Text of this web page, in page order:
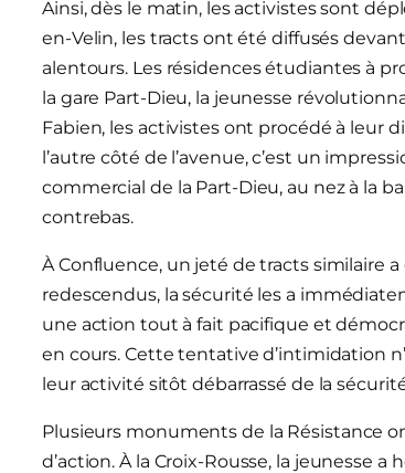
Ainsi, dès le matin, les activistes sont
en-Velin, les tracts ont été diffusés
alentours. Les résidences étudiantes à
la gare Part-Dieu, la jeunesse
Fabien, les activistes ont procédé à leur
l’autre côté de l’avenue, c’est un
commercial de la Part-Dieu, au nez à la
contrebas.
À Confluence, un jeté de tracts similaire
redescendus, la sécurité les a
une action tout à fait pacifique et
en cours. Cette tentative d’intimidation
leur activité sitôt débarrassé de la
Plusieurs monuments de la Résistance
d’action. À la Croix-Rousse, la jeunesse